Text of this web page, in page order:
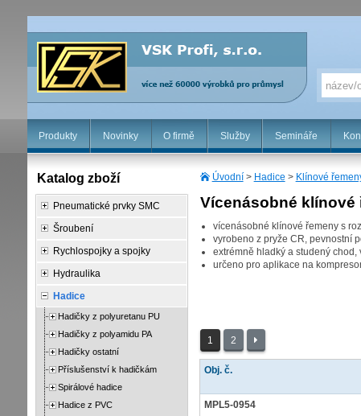
Produkty Novinky O firmě Služby Semináře
Úvodní> Hadice > Klínové
Vícenásobné klínové
vícenásobné klínové řemeny s
vyrobeno z pryže CR, pevnostní
extrémně hladký a studený
určeno pro aplikace na
1 2
Obj. č.
MPL5-0954
Katalog zboží
Pneumatické prvky SMC
Šroubení
Rychlospojky a spojky
Hydraulika
Hadice
Hadičky z polyuretanu PU
Hadičky z polyamidu PA
Hadičky ostatní
Příslušenství k hadičkám
Spirálové hadice
Hadice z PVC